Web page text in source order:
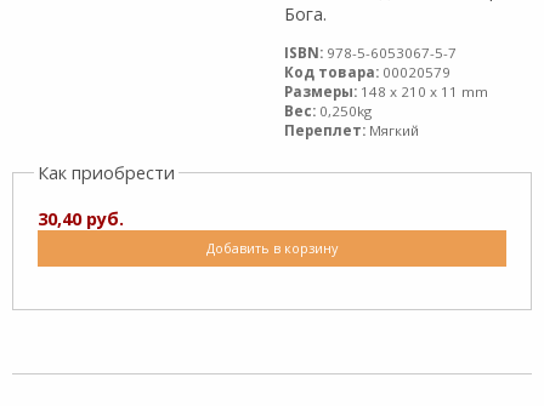
Бога.
ISBN: 978-5-6053067-5-7
Код товара: 00020579
Размеры: 148 x 210 x 11 mm
Вес: 0,250kg
Переплет: Мягкий
Как приобрести
30,40 руб.
Добавить в корзину